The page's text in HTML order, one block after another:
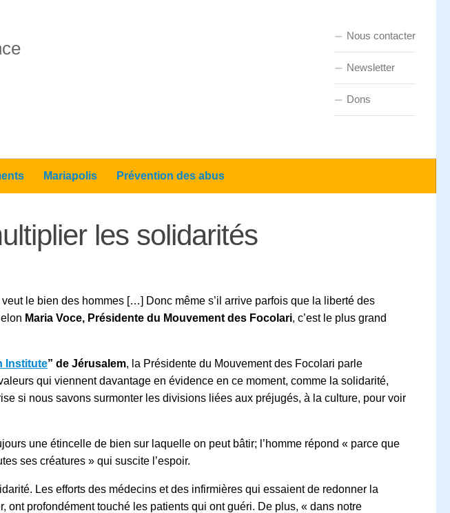
Nous contacter
Newsletter
Dons
Mariapolis Prévention des abus
les solidarités
le bien des hommes […] Donc même s’il arrive parfois que la liberté des
Maria Voce, Présidente du Mouvement des Focolari, c’est le plus grand
Institute” de Jérusalem, la Présidente du Mouvement des Focolari parle
qui viennent davantage en évidence en ce moment, comme la solidarité,
si nous savons surmonter les divisions liées aux préjugés, à la culture, pour voir
une étincelle de bien sur laquelle on peut bâtir; l’homme répond « parce que
ses créatures » qui suscite l’espoir.
Les efforts des médecins et des infirmières qui essaient de redonner la
ont profondément touché les patients qui ont guéri. De plus, « dans notre